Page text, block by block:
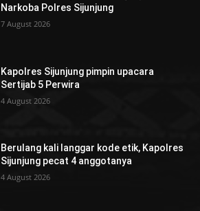
Narkoba Polres Sijunjung
7 August 2026
Kapolres Sijunjung pimpin upacara
Sertijab 5 Perwira
4 August 2026
Berulang kali langgar kode etik, Kapolres
Sijunjung pecat 4 anggotanya
4 August 2026